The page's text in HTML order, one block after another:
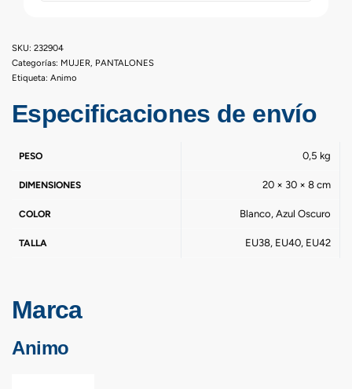
232904
Categorías: MUJER PANTALONES
Etiqueta: Animo
Especificaciones de envío
PESO 0,5 kg
DIMENSIONES 20 × 30 × 8 cm
COLOR Blanco, Azul Oscuro
TALLA EU38, EU40, EU42
Marca
Animo